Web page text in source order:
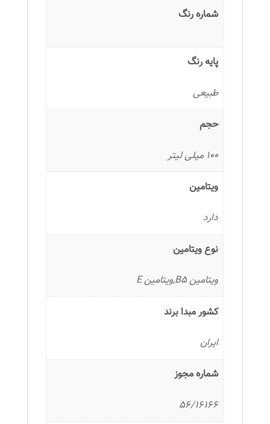
شماره رنگ
پایه رنگ
طبیعی
حجم
100 میلی لیتر
ویتامین
دارد
نوع ویتامین
ویتامین B5,ویتامین E
کشور مبدا برند
ایران
شماره مجوز
56/16166